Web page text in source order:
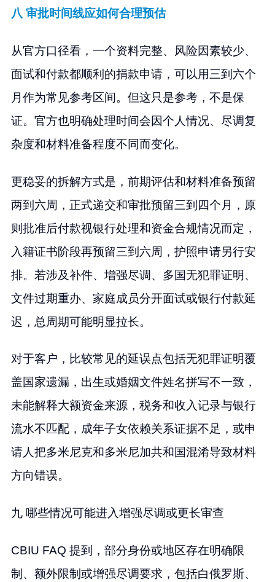
八 审批时间线应如何合理预估
从官方口径看，一个资料完整、风险因素较少、
面试和付款都顺利的捐款申请，可以用三到六个
月作为常见参考区间。但这只是参考，不是保
证。官方也明确处理时间会因个人情况、尽调复
杂度和材料准备程度不同而变化。
更稳妥的拆解方式是，前期评估和材料准备预留
两到六周，正式递交和审批预留三到四个月，原
则批准后付款视银行处理和资金合规情况而定，
入籍证书阶段再预留三到六周，护照申请另行安
排。若涉及补件、增强尽调、多国无犯罪证明、
文件过期重办、家庭成员分开面试或银行付款延
迟，总周期可能明显拉长。
对于客户，比较常见的延误点包括无犯罪证明覆
盖国家遗漏，出生或婚姻文件姓名拼写不一致，
未能解释大额资金来源，税务和收入记录与银行
流水不匹配，成年子女依赖关系证据不足，或申
请人把多米尼克和多米尼加共和国混淆导致材料
方向错误。
九 哪些情况可能进入增强尽调或更长审查
CBIU FAQ 提到，部分身份或地区存在明确限
制、额外限制或增强尽调要求，包括白俄罗斯、